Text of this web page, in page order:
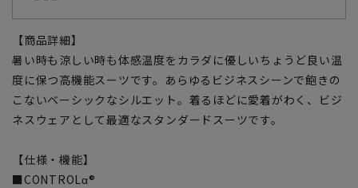
【商品詳細】
暑い時も涼しい時も体感温度をカラダに優しいちょうど良い温
度に保つ高機能スーツです。あらゆるビジネスシーンで飽きの
こないベーシックなシルエット。着るほどに愛着がわく、ビジ
ネスウェアとして最適なスタンダードスーツです。
【仕様・機能】
■CONTROLα®